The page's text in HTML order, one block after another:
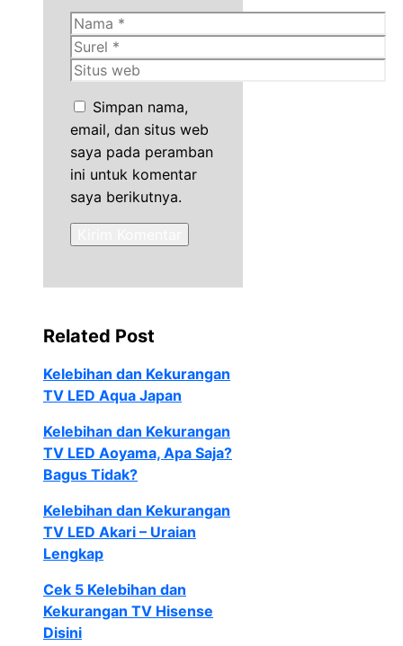
Nama
Surel
Situs
Simpan nama,
email, dan situs web
saya pada peramban
ini untuk komentar
saya berikutnya.
Related Post
Kelebihan dan Kekurangan
TV LED Aqua Japan
Kelebihan dan Kekurangan
TV LED Aoyama, Apa Saja?
Bagus Tidak?
Kelebihan dan Kekurangan
TV LED Akari – Uraian
Lengkap
Cek 5 Kelebihan dan
Kekurangan TV Hisense
Disini